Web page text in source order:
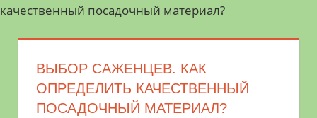
И
огородничество
советы
хитрости
качественный посадочный материал?
ВЫБОР САЖЕНЦЕВ. КАК
ОПРЕДЕЛИТЬ КАЧЕСТВЕННЫЙ
ПОСАДОЧНЫЙ МАТЕРИАЛ?